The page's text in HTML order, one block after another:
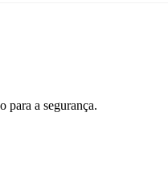
para a segurança.